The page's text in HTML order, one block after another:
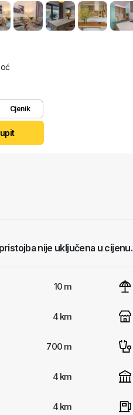
Cjenik
nije uključena u cijenu.
10 m
4 km
700 m
4 km
4 km